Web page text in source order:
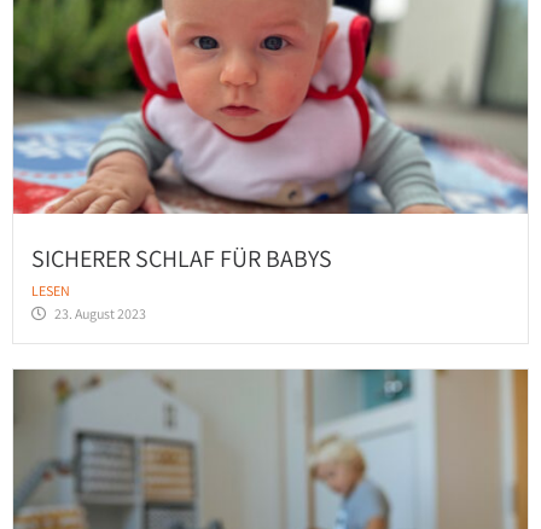
SICHERER SCHLAF FÜR BABYS
LESEN
23. August 2023